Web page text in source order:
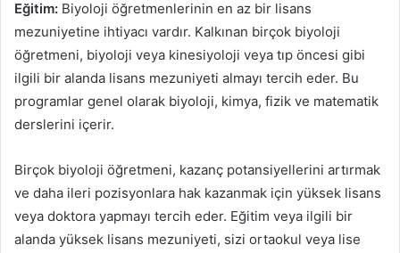
Eğitim: Biyoloji öğretmenlerinin en az bir lisans
mezuniyetine ihtiyacı vardır. Kalkınan birçok biyoloji
öğretmeni, biyoloji veya kinesiyoloji veya tıp öncesi gibi
ilgili bir alanda lisans mezuniyeti almayı tercih eder. Bu
programlar genel olarak biyoloji, kimya, fizik ve matematik
derslerini içerir.
Birçok biyoloji öğretmeni, kazanç potansiyellerini artırmak
ve daha ileri pozisyonlara hak kazanmak için yüksek lisans
veya doktora yapmayı tercih eder. Eğitim veya ilgili bir
alanda yüksek lisans mezuniyeti, sizi ortaokul veya lise